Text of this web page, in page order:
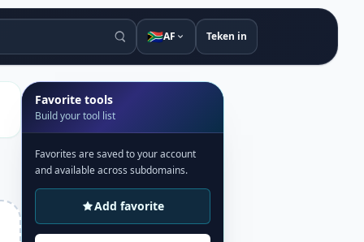
🇿🇦AF Teken in
Favorite tools
Build your tool list
Favorites are saved to your account
and available across subdomains.
Add favorite